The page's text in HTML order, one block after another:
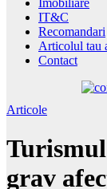
Imobiliare
IT&C
Recomandari
Articolul tau
Contact
Articole
grav